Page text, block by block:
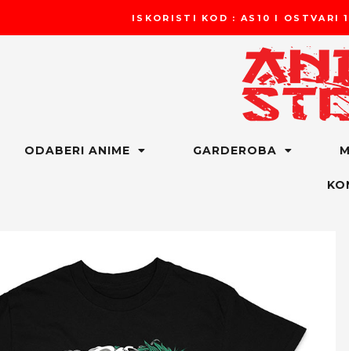
ISKORISTI KOD : AS10 I OSTVARI
ODABERI ANIME GARDEROBA